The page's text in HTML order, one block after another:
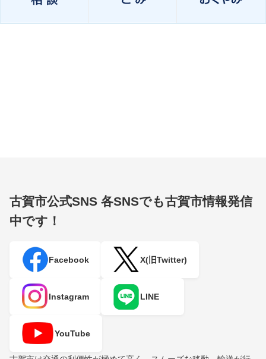
古賀市公式SNS 各SNSでも古賀市情報発信
中です！
Facebook X(旧Twitter)
Instagram LINE
YouTube